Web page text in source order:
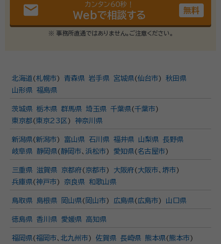
email カンタン60秒！
Webで相談する 無料
※ 事務所直通ではありません。ご注意ください。
北海道 (札幌市) 青森県 岩手県 宮城県(仙台市)
秋田県
山形県 福島県
茨城県 栃木県 群馬県 埼玉県 千葉県(千葉市)
東京都 (東京23区) 神奈川県
新潟県(新潟市) 富山県 石川県 福井県 山梨県 長野県
岐阜県
静岡県(静岡市、 浜松市) 愛知県(名古屋市)
三重県 滋賀県 京都府(京都市) 大阪府(大阪市、 堺市)
兵庫県(神戸市) 奈良県 和歌山県
鳥取県 島根県 岡山県( 岡山市) 広島県(広島市) 山口県
徳島県 香川県 愛媛県 高知県
福岡県(福岡市、 北九州市) 佐賀県 長崎県 熊本県(熊本市)